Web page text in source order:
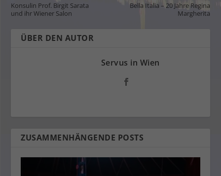
Konsulin Prof. Birgit Sarata
und ihr Wiener Salon
Bella Italia – 20 Jahre Regina
Margherita
ÜBER DEN AUTOR
Servus in Wien
ZUSAMMENHÄNGENDE POSTS